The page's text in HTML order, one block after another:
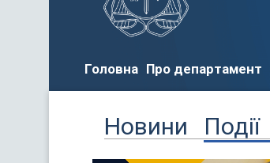
Головна Про департамент
Новини Події